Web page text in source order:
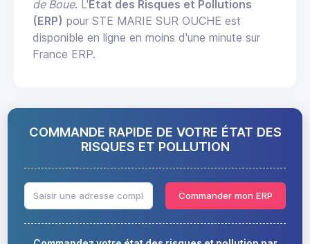
de Boue. L' État des Risques et Pollutions
(ERP) pour STE MARIE SUR OUCHE est
disponible en ligne en moins d'une minute sur
France ERP.
COMMANDE RAPIDE DE VOTRE ÉTAT DES
RISQUES ET POLLUTION
Commander mon ERP